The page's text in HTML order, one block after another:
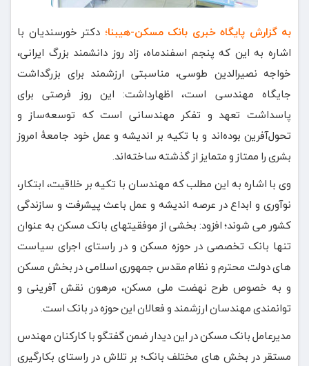
به گزارش پایگاه خبری بانک مسکن-هیبنا؛ دکتر خورسندیان با
اشاره به این که پنجم اسفندماه، زاد روز دانشمند بزرگ ایرانی،
خواجه نصیرالدین طوسی، مناسبتی ارزشمند برای بزرگداشت
جایگاه مهندسی است، اظهارداشت: این روز فرصتی برای
پاسداشت تعهد و تفکر مهندسانی است که توسعه‌ساز و
تحول‌آفرین بوده‌اند و با تکیه بر اندیشه‌ و عمل خود جامعۀ امروز
بشری را ممتاز و متمایز از گذشته ساخته‌اند.
وی با اشاره به این مطلب که مهندسان با تکیه بر خلاقیت، ابتکار،
نوآوری و ابداع در عرصه اندیشه و عمل باعث پیشرفت و سازندگی
کشور می شوند؛ افزود: بخشی از موفقیتهای بانک مسکن به عنوان
تنها بانک تخصصی در حوزه مسکن و در راستای اجرای سیاست
های دولت محترم و نظام مقدس جمهوری اسلامی در بخش مسکن
و به خصوص طرح نهضت ملی مسکن، مرهون نقش آفرینی و
توانمندی مهندسان ارزشمند و فعالان این حوزه در بانک است.
مدیرعامل بانک مسکن در این دیدار ضمن گفتگو با کارکنان مهندس
مستقر در بخش های مختلف بانک؛ بر تلاش در راستای بکارگیری